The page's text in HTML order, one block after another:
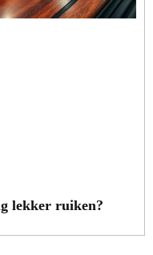
lekker ruiken?